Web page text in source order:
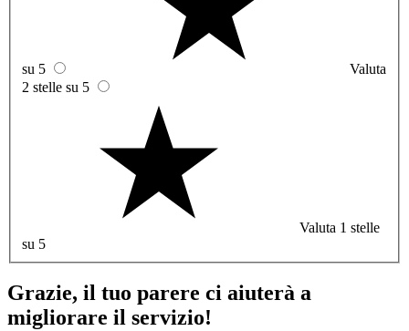
su 5
Valuta
2 stelle su 5
Valuta 1 stelle
su 5
Grazie, il tuo parere ci aiuterà a
migliorare il servizio!